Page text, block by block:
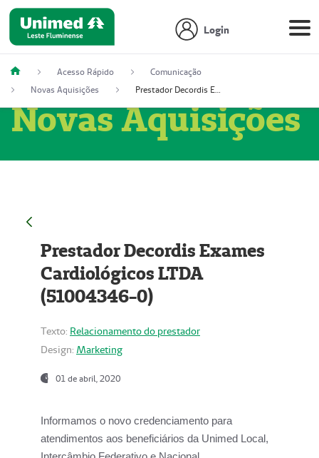
Login
Acesso Rápido
Comunicação
Novas Aquisições
Prestador Decordis Exames Cardiológicos LTDA (51004346-0)
Novas Aquisições
Prestador Decordis Exames
Cardiológicos LTDA
(51004346-0)
Texto: Relacionamento do prestador
Design: Marketing
01 de abril, 2020
Informamos o novo credenciamento para
atendimentos aos beneficiários da Unimed Local,